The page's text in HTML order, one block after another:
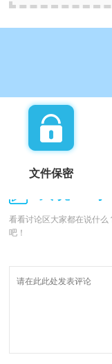
文件保密
看看讨论区大家都在说什
吧！